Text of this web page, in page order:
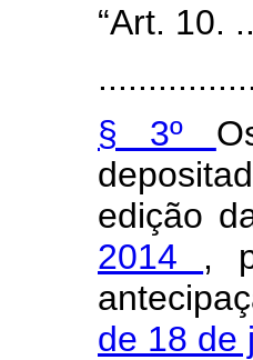
“Art. 10.
§ 3º
edição
2014 ,
de 18 de